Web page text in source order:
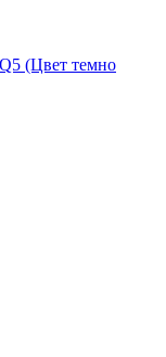
(Цвет темно